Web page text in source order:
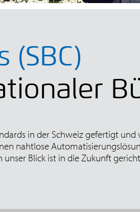
(SBC)
in der Schweiz gefertigt
nahtlose
unser Blick ist in die Zukunft